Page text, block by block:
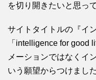
を切り開きたいと思っ
サイトタイトルの『イ
「intelligence for good
メーションではなくイ
いう願望からつけました